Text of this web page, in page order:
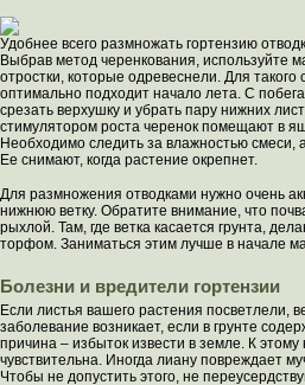
Удобнее всего размножать гортензию
Выбрав метод черенкования, используйте
отростки, которые одревеснели. Для
оптимально подходит начало лета. С
срезать верхушку и убрать пару нижних
стимулятором роста черенок помещают в
Необходимо следить за влажностью смеси,
Ее снимают, когда растение окрепнет.
Для размножения отводками нужно очень
нижнюю ветку. Обратите внимание, что
рыхлой. Там, где ветка касается грунта,
торфом. Заниматься этим лучше в начале
Болезни и вредители гортензии
Если листья вашего растения посветлели,
заболевание возникает, если в грунте
причина – избыток извести в земле. К этому
чувствительна. Иногда лиану повреждает
Чтобы не допустить этого, не